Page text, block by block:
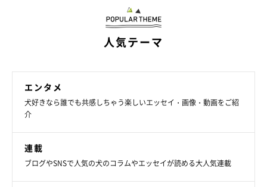
人気テーマ
エンタメ
犬好きなら誰でも共感しちゃう楽しいエッセイ・画像・動画をご紹
介
連載
ブログやSNSで人気の犬のコラムやエッセイが読める大人気連載